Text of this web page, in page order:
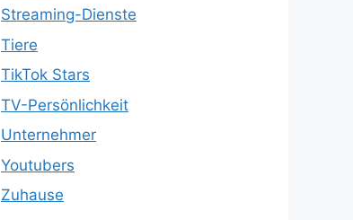
Streaming-Dienste
Tiere
TikTok Stars
TV-Persönlichkeit
Unternehmer
Youtubers
Zuhause